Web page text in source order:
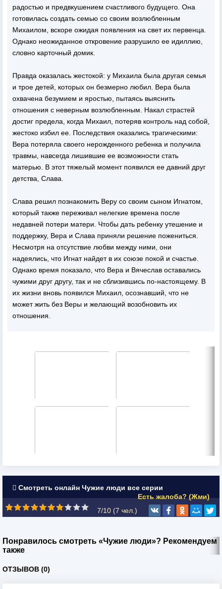
радостью и предвкушением счастливого будущего. Она
готовилась создать семью со своим возлюбленным
Михаилом, вскоре ожидая появления на свет их первенца.
Однако неожиданное откровение разрушило ее идиллию,
словно карточный домик.
Правда оказалась жестокой: у Михаила была другая семья
и трое детей, которых он безмерно любил. Вера была
охвачена безумием и яростью, пытаясь выяснить
отношения с неверным возлюбленным. Накал страстей
достиг предела, когда Михаил, потеряв контроль над собой,
жестоко избил ее. Последствия оказались трагическими:
Вера потеряла своего нерожденного ребенка и получила
травмы, навсегда лишившие ее возможности стать
матерью. В этот тяжелый момент появился ее давний друг
детства, Слава.
Слава решил познакомить Веру со своим сыном Игнатом,
который также переживал нелегкие времена после
недавней потери матери. Чтобы дать ребенку утешение и
поддержку, Вера и Слава приняли решение пожениться.
Несмотря на отсутствие любви между ними, они
надеялись, что Игнат найдет в их союзе покой и счастье.
Однако время показало, что Вера и Вячеслав оставались
чужими друг другу, так и не сблизившись по-настоящему. В
их жизни вновь появился Михаил, осознавший, что не
может жить без Веры и желающий возобновить их
отношения.
Смотреть онлайн Чужие люди все серии
Есть жалоба? (Жми)
7/10 (7 чел.)
Понравилось смотреть «Чужие люди»? Рекомендуем
также
ОТЗЫВОВ (0)